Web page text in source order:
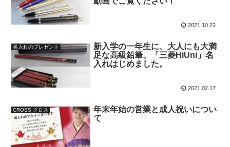
2021.10.22
名入れのプレゼント
新入学の一年生に、大人にも大満
足な高級鉛筆。「三菱HiUni」名
入れはじめました。
2021.02.17
CROSS クロス
年末年始の営業と成人祝いについ
て